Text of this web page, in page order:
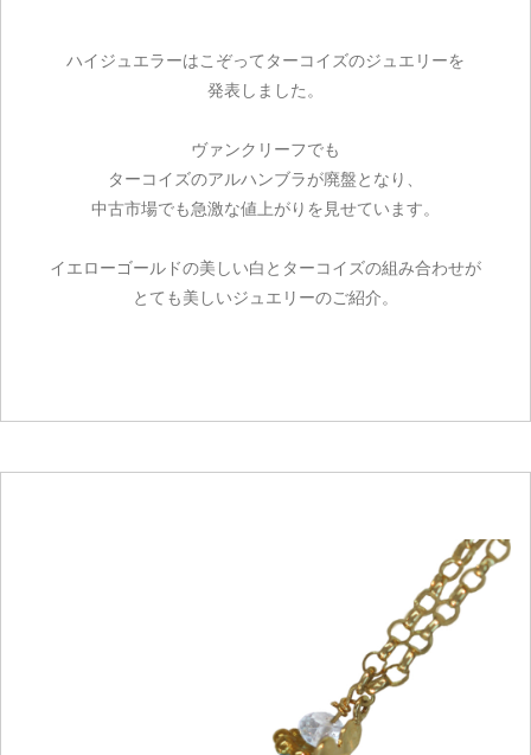
ハイジュエラーはこぞってターコイズのジュエリーを
発表しました。
ヴァンクリーフでも
ターコイズのアルハンブラが廃盤となり、
中古市場でも急激な値上がりを見せています。
イエローゴールドの美しい白とターコイズの組み合わせが
とても美しいジュエリーのご紹介。